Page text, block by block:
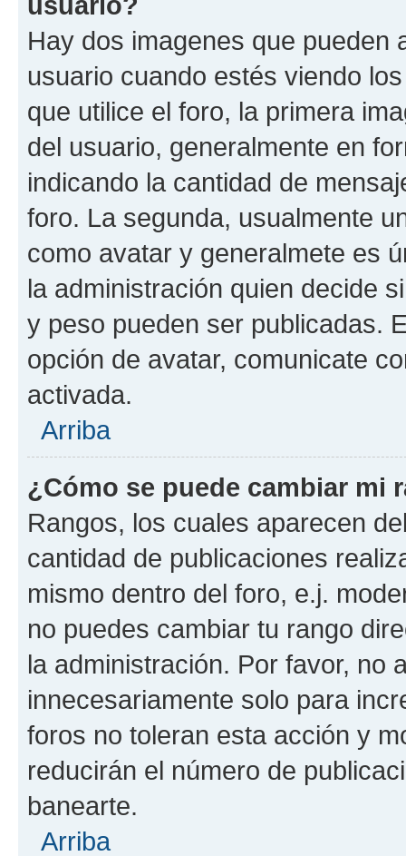
Hay dos imagenes que pueden
usuario cuando estés viendo
que utilice el foro, la primera
del usuario, generalmente en
indicando la cantidad de
foro. La segunda, usualmente
como avatar y generalmete es
la administración quien decide
y peso pueden ser publicadas.
opción de avatar, comunicate
activada.
Arriba
¿Cómo se puede cambiar mi
Rangos, los cuales aparecen
cantidad de publicaciones
mismo dentro del foro, e.j.
no puedes cambiar tu rango
la administración. Por favor, no
innecesariamente solo para
foros no toleran esta acción y
reducirán el número de
banearte.
Arriba